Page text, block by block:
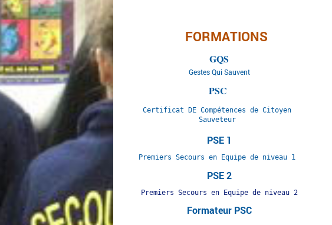
FORMATIONS
GQS
Gestes Qui Sauvent
PSC
Certificat DE Compétences de Citoyen
Sauveteur
PSE 1
Premiers Secours en Equipe de niveau 1
PSE 2
Premiers Secours en Equipe de niveau 2
Formateur PSC